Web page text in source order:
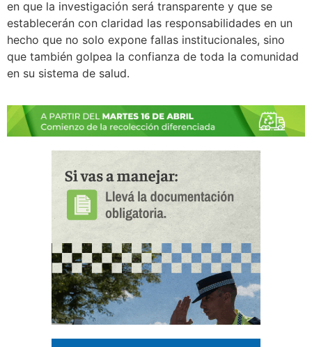
en que la investigación será transparente y que se
establecerán con claridad las responsabilidades en un
hecho que no solo expone fallas institucionales, sino
que también golpea la confianza de toda la comunidad
en su sistema de salud.